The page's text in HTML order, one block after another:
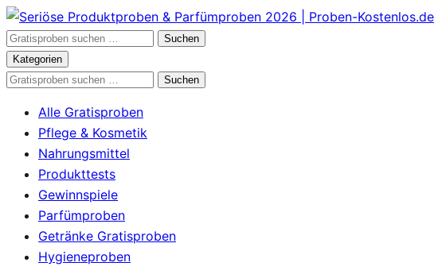
Zum
Inhalt
springen
Gratisproben
durchsuchen
Suchen
Kategorien
Gratisproben
Suchen
Alle Gratisproben
Pflege & Kosmetik
Nahrungsmittel
Produkttests
Gewinnspiele
Parfümproben
Getränke Gratisproben
Hygieneproben